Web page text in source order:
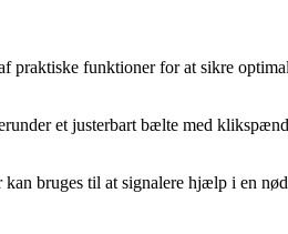
praktiske funktioner for at sikre
et justerbart bælte med
bruges til at signalere hjælp i en